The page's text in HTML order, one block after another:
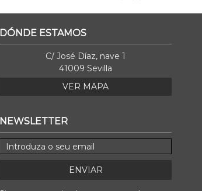
DÓNDE ESTAMOS
C/ José Díaz, nave 1
41009 Sevilla
VER MAPA
NEWSLETTER
ENVIAR